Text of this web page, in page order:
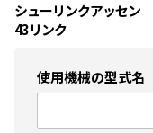
シューリンクアッセ
43リンク
使用機械の型式名